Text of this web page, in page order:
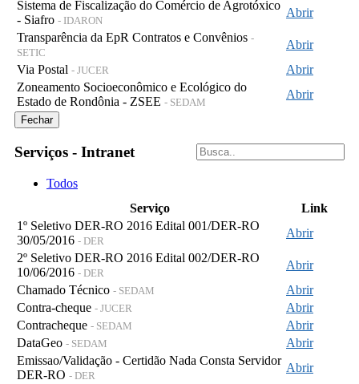
Sistema de Fiscalização do Comércio de Agrotóxico
- Siafro - IDARON
Abrir
Transparência da EpR Contratos e Convênios -
SETIC
Abrir
Via Postal - JUCER
Abrir
Zoneamento Socioeconômico e Ecológico do
Estado de Rondônia - ZSEE - SEDAM
Abrir
Fechar
Serviços - Intranet
Todos
Serviço
Link
1º Seletivo DER-RO 2016 Edital 001/DER-RO
30/05/2016 - DER
Abrir
2º Seletivo DER-RO 2016 Edital 002/DER-RO
10/06/2016 - DER
Abrir
Chamado Técnico - SEDAM
Abrir
Contra-cheque - JUCER
Abrir
Contracheque - SEDAM
Abrir
DataGeo - SEDAM
Abrir
Emissao/Validação - Certidão Nada Consta Servidor
DER-RO - DER
Abrir